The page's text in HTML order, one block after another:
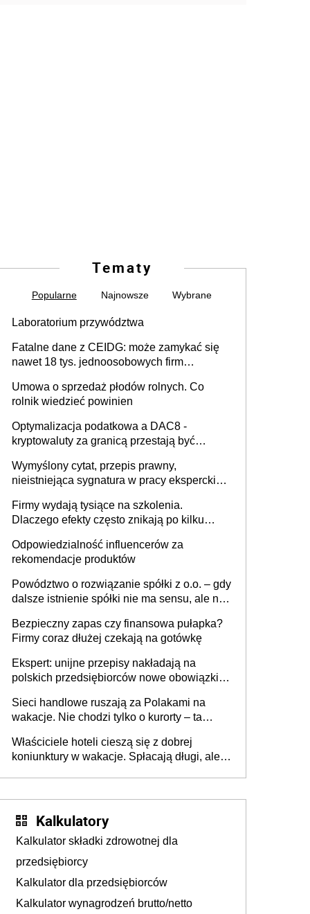
Tematy
Popularne Najnowsze Wybrane
Laboratorium przywództwa
Fatalne dane z CEIDG: może zamykać się
nawet 18 tys. jednoosobowych firm
Umowa o sprzedaż płodów rolnych. Co
rolnik wiedzieć powinien
Optymalizacja podatkowa a DAC8 -
kryptowaluty za granicą przestają być
Wymyślony cytat, przepis prawny,
nieistniejąca sygnatura w pracy eksperckiej -
firmie
Firmy wydają tysiące na szkolenia.
Dlaczego efekty często znikają po kilku
Odpowiedzialność influencerów za
rekomendacje produktów
Powództwo o rozwiązanie spółki z o.o. – gdy
dalsze istnienie spółki nie ma sensu, ale nie
Bezpieczny zapas czy finansowa pułapka?
Firmy coraz dłużej czekają na gotówkę
Ekspert: unijne przepisy nakładają na
polskich przedsiębiorców nowe obowiązki w
Sieci handlowe ruszają za Polakami na
wakacje. Nie chodzi tylko o kurorty – ta
tam, gdzie wielu spędzi urlop po cichu
Właściciele hoteli cieszą się z dobrej
koniunktury w wakacje. Spłacają długi, ale
Kalkulatory
Kalkulator składki zdrowotnej dla
przedsiębiorcy
Kalkulator dla przedsiębiorców
Kalkulator wynagrodzeń brutto/netto